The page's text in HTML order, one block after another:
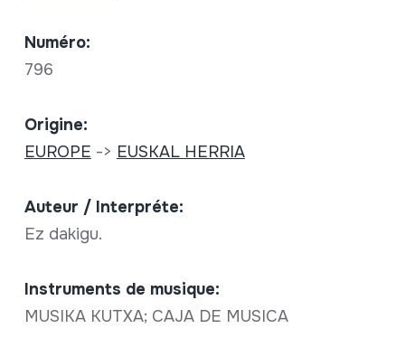
Numéro:
796
Origine:
EUROPE -> EUSKAL HERRIA
Auteur / Interpréte:
Ez dakigu.
Instruments de musique:
MUSIKA KUTXA; CAJA DE MUSICA